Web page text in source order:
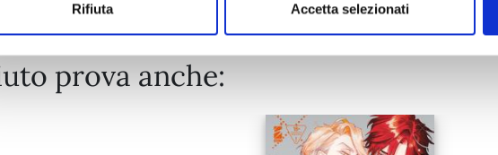
Rifiuta Accetta selezionati
prova anche: